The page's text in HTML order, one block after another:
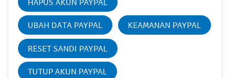
UBAH DATA PAYPAL KEAMANAN PAYPAL
RESET SANDI PAYPAL
TUTUP AKUN PAYPAL